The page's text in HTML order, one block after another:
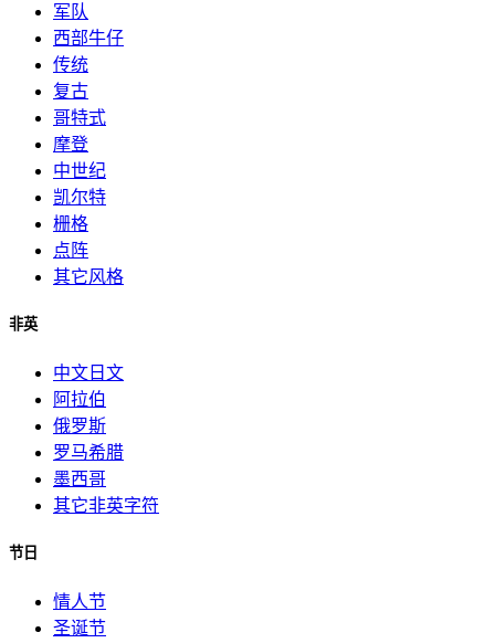
军队
西部牛仔
传统
复古
哥特式
摩登
中世纪
凯尔特
栅格
点阵
其它风格
非英
中文日文
阿拉伯
俄罗斯
罗马希腊
墨西哥
其它非英字符
节日
情人节
圣诞节